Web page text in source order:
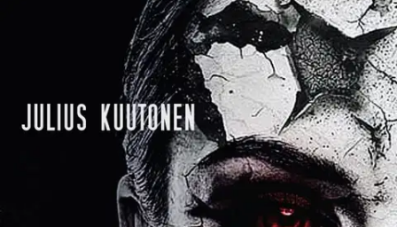
Tarkista myymäläsaatavuus
Ei saatavilla
Tuotekuvaus